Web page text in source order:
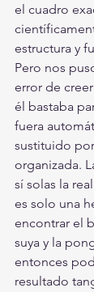
el cuadro
estructura y
Pero nos
error de
él bastaba
fuera
sustituido
organizada.
sí solas la
es solo una
encontrar el
suya y la
entonces
resultado